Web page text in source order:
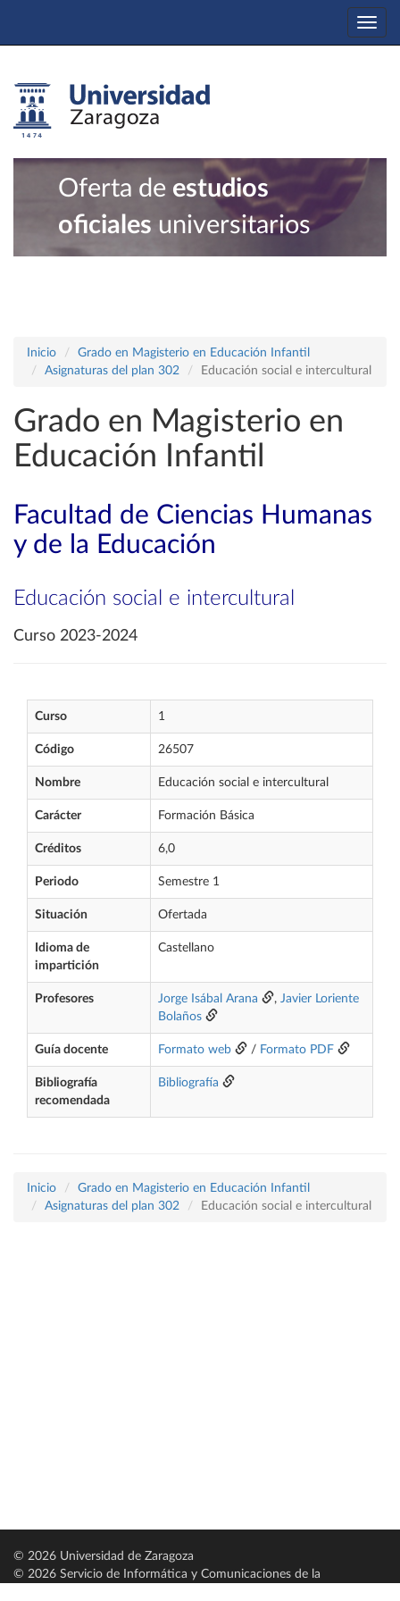
Oferta de estudios
oficiales universitarios
Inicio
Grado en Magisterio en Educación Infantil
Asignaturas del plan 302
Educación social e intercultural
Grado en Magisterio en
Educación Infantil
Facultad de Ciencias Humanas
y de la Educación
Educación social e intercultural
Curso 2023-2024
Curso 1
Código 26507
Nombre Educación social e intercultural
Carácter Formación Básica
Créditos 6,0
Periodo Semestre 1
Situación Ofertada
Idioma de
impartición
Castellano
Profesores Jorge Isábal Arana , Javier Loriente
Bolaños
Guía docente Formato web / Formato PDF
Bibliografía
recomendada
Bibliografía
Inicio
Grado en Magisterio en Educación Infantil
Asignaturas del plan 302
Educación social e intercultural
© 2026 Universidad de Zaragoza
© 2026 Servicio de Informática y Comunicaciones de la